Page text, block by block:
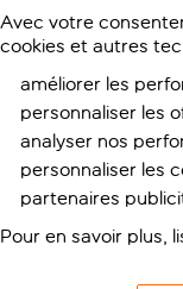
Avec votre
cookies et autres
améliorer les
personnaliser les
analyser nos
personnaliser les
partenaires
Pour en savoir plus,